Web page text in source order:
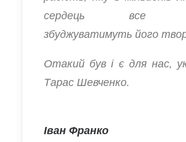
сердець все
збуджуватимуть його
Отакий був і є для нас,
Тарас Шевченко.
Іван Франко